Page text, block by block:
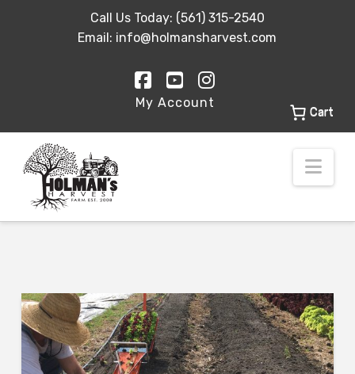
Call Us Today: (561) 315-2540
Email: info@holmansharvest.com
Facebook
YouTubeInstagram
Cart
My Account